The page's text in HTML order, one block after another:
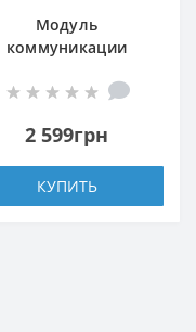
Модуль
коммуникации
24/H1
2 599грн
КУПИТЬ